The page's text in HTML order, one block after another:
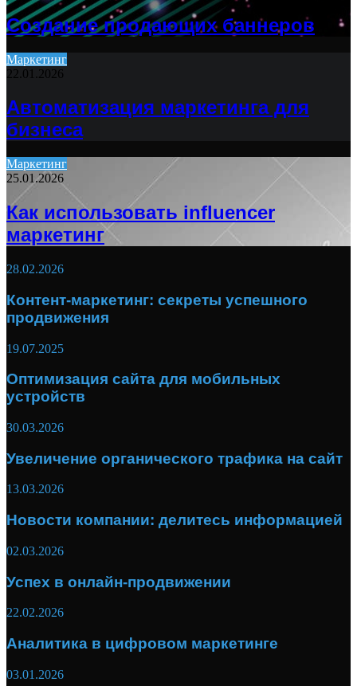
Создание продающих баннеров
Маркетинг
22.01.2026
Автоматизация маркетинга для
бизнеса
Маркетинг
25.01.2026
Как использовать influencer
маркетинг
28.02.2026
Контент-маркетинг: секреты успешного
продвижения
19.07.2025
Оптимизация сайта для мобильных
устройств
30.03.2026
Увеличение органического трафика на сайт
13.03.2026
Новости компании: делитесь информацией
02.03.2026
Успех в онлайн-продвижении
22.02.2026
Аналитика в цифровом маркетинге
03.01.2026